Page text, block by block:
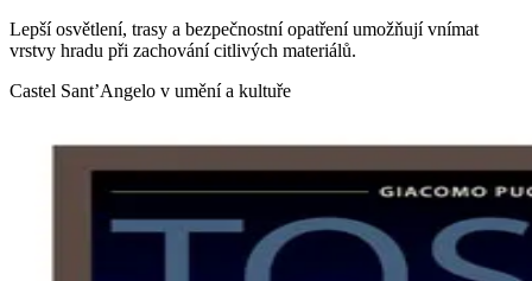
Lepší osvětlení, trasy a bezpečnostní opatření umožňují vnímat
vrstvy hradu při zachování citlivých materiálů.
Castel Sant’Angelo v umění a kultuře